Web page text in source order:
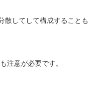
散してして構成することも
注意が必要です。